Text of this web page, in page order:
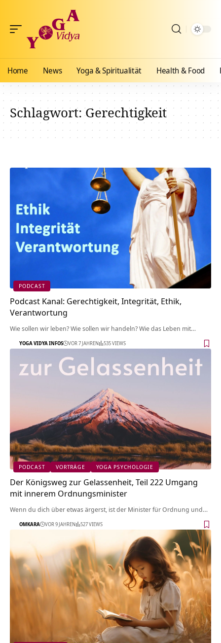
Home News Yoga & Spiritualität Health & Food
Schlagwort:Gerechtigkeit
PODCAST
Podcast Kanal: Gerechtigkeit, Integrität, Ethik,
Verantwortung
Wie sollen wir leben? Wie sollen wir handeln? Wie das Leben mit…
YOGA VIDYA INFOS VOR 7 JAHREN 535 VIEWS
PODCAST VORTRÄGE YOGA PSYCHOLOGIE
Der Königsweg zur Gelassenheit, Teil 222 Umgang
mit innerem Ordnungsminister
Wenn du dich über etwas ärgerst, ist der Minister für Ordnung und…
OMKARA VOR 9 JAHREN 527 VIEWS